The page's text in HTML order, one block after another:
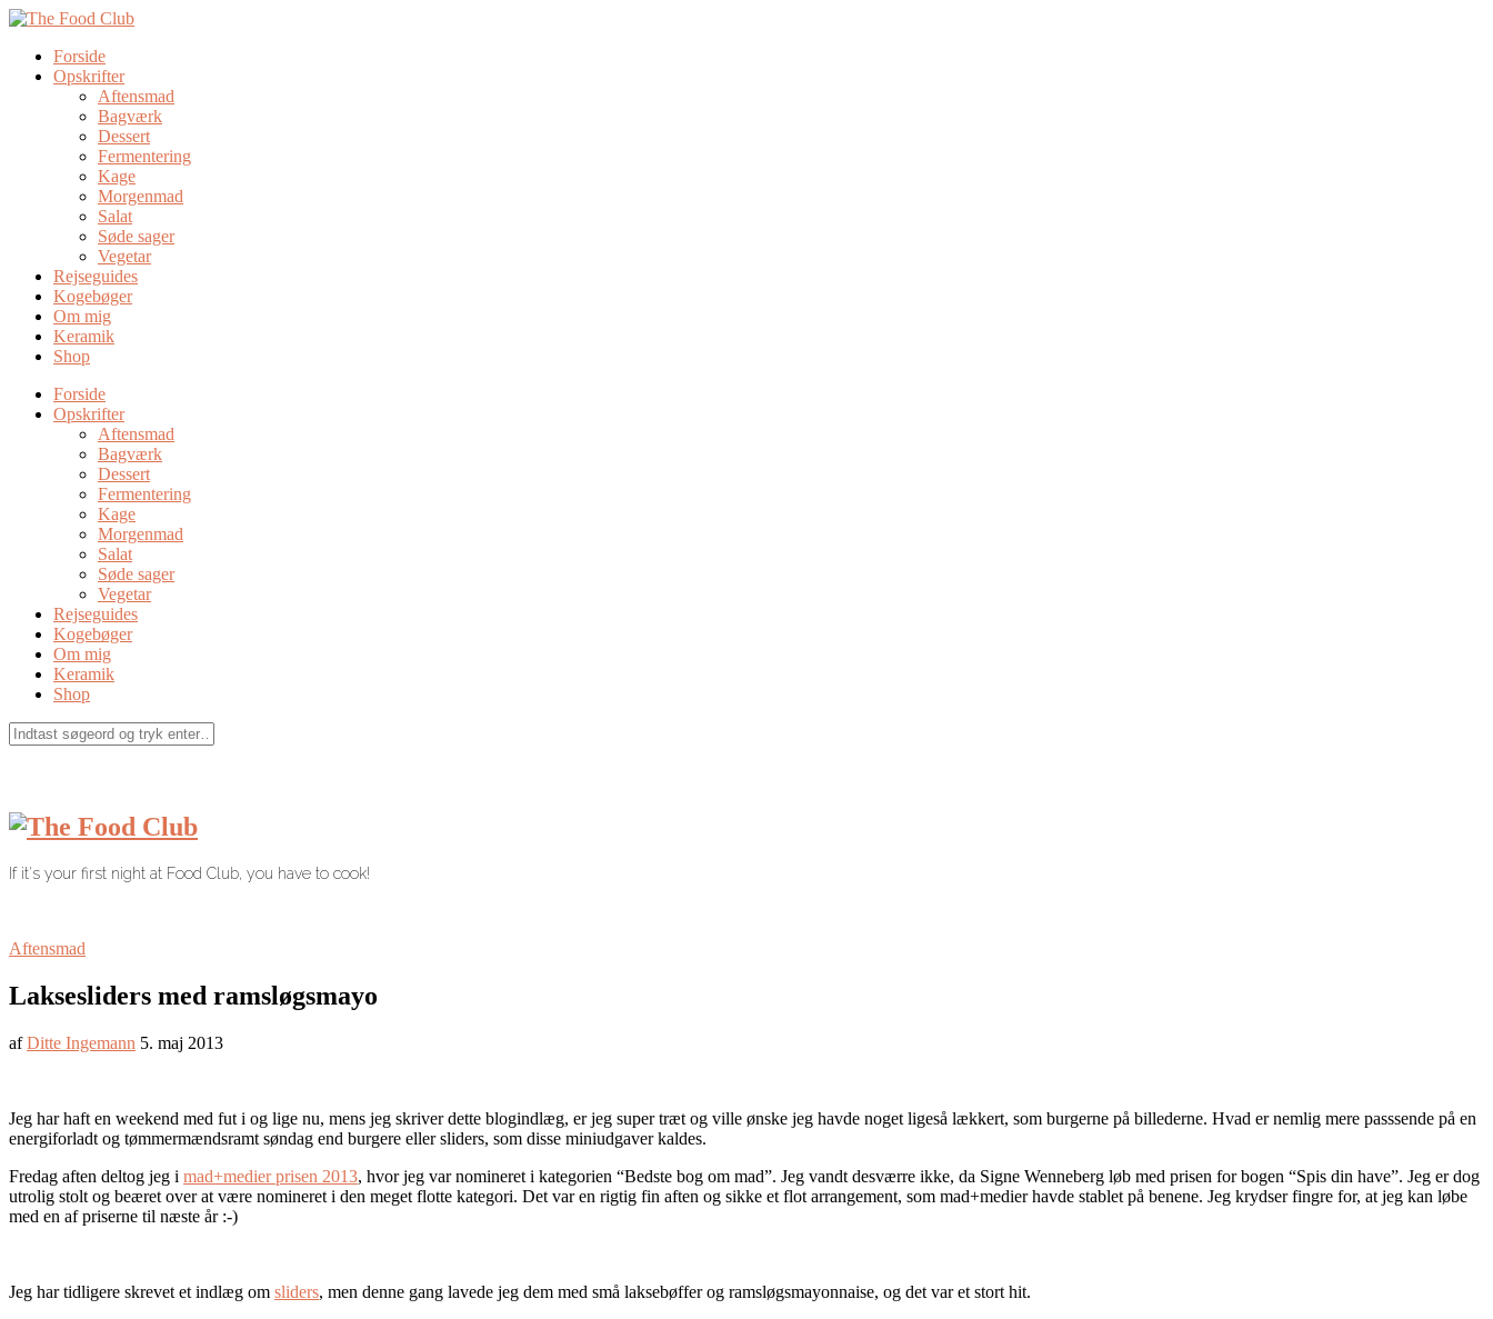
Forside
Opskrifter
Aftensmad
Bagværk
Dessert
Fermentering
Kage
Morgenmad
Salat
Søde sager
Vegetar
Rejseguides
Kogebøger
Om mig
Keramik
Shop
Forside
Opskrifter
Aftensmad
Bagværk
Dessert
Fermentering
Kage
Morgenmad
Salat
Søde sager
Vegetar
Rejseguides
Kogebøger
Om mig
Keramik
Shop
If it's your first night at Food Club, you have to cook!
Aftensmad
Laksesliders med ramsløgsmayo
afDitte Ingemann 5. maj 2013
Jeg har haft en weekend med fut i og lige nu, mens jeg skriver dette blogindlæg, er jeg super træt og ville ønske jeg havde noget ligeså lækkert, som burgerne på billederne. Hvad er nemlig mere passsende på en
energiforladt og tømmermændsramt søndag end burgere eller sliders, som disse miniudgaver kaldes.
Fredag aften deltog jeg i mad+medier prisen 2013, hvor jeg var nomineret i kategorien “Bedste bog om mad”. Jeg vandt desværre ikke, da Signe Wenneberg løb med prisen for bogen “Spis din have”. Jeg er dog
utrolig stolt og beæret over at være nomineret i den meget flotte kategori. Det var en rigtig fin aften og sikke et flot arrangement, som mad+medier havde stablet på benene. Jeg krydser fingre for, at jeg kan løbe
med en af priserne til næste år :-)
Jeg har tidligere skrevet et indlæg om sliders, men denne gang lavede jeg dem med små laksebøffer og ramsløgsmayonnaise, og det var et stort hit.